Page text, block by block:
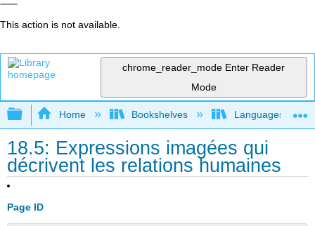
This action is not available.
chrome_reader_mode Enter Reader
Mode
Expand/collapse global hierarchy
Home Bookshelves Languages
18.5: Expressions imagées qui
décrivent les relations humaines
Page ID